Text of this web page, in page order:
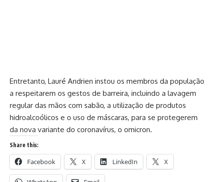
Entretanto, Lauré Andrien instou os membros da população
a respeitarem os gestos de barreira, incluindo a lavagem
regular das mãos com sabão, a utilização de produtos
hidroalcoólicos e o uso de máscaras, para se protegerem
da nova variante do coronavírus, o omicron.
Share this:
Facebook X LinkedIn X